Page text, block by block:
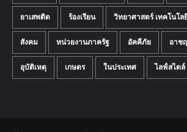
ยาเสพติด ร้องเรียน วิทยาศาสตร์ เทคโนโล
สังคม หน่วยงานภาครัฐ อัคคีภัย อาช
อุบัติเหตุ เกษตร ในประเทศ ไลฟ์สไตล์